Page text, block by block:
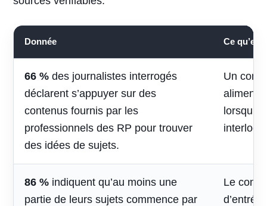
Donnée Ce
66 % des journalistes interrogés
déclarent s’appuyer sur des
contenus fournis par les
professionnels des RP pour trouver
des idées de sujets.
Un
lorsqu’il
86 % indiquent qu’au moins une
partie de leurs sujets commence par
Le